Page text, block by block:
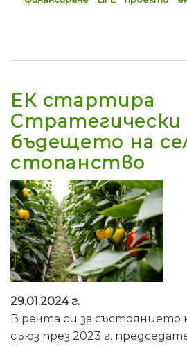
ЕК стартира
Стратегически
бъдещето на
стопанство
29.01.2024 г.
В речта си за състоянието
съюз през 2023 г.